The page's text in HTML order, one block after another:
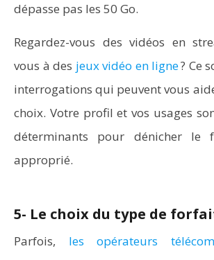
dépasse pas les 50 Go.
Regardez-vous des vidéos en
vous à des jeux vidéo en ligne? Ce
interrogations qui peuvent vous
choix. Votre profil et vos usages
déterminants pour dénicher le
approprié.
5- Le choix du type de
Parfois, les opérateurs